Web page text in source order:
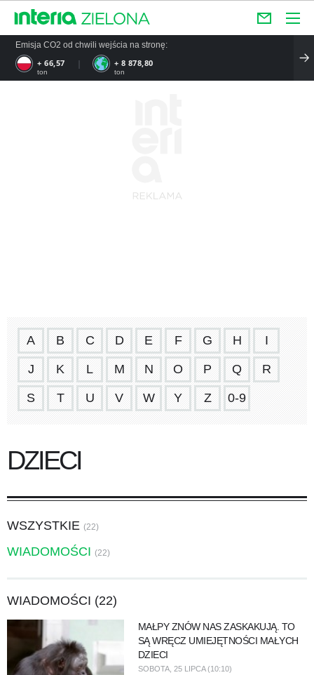
Emisja CO2 od chwili wejścia na stronę:
+ 66,57
ton
+ 8 878,80
ton
A B C D E F G H I
J K L M N O P Q R
S T U V W Y Z 0-9
DZIECI
WSZYSTKIE (22)
WIADOMOŚCI (22)
WIADOMOŚCI (22)
MAŁPY ZNÓW NAS ZASKAKUJĄ. TO
SĄ WRĘCZ UMIEJĘTNOŚCI MAŁYCH
DZIECI
SOBOTA, 25 LIPCA (10:10)